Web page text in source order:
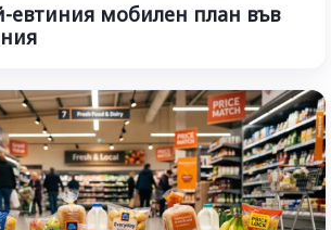
евтиния мобилен план във